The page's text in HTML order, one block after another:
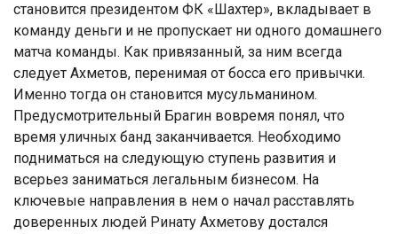
становится президентом ФК «Шахтер», вкладывает в
команду деньги и не пропускает ни одного домашнего
матча команды. Как привязанный, за ним всегда
следует Ахметов, перенимая от босса его привычки.
Именно тогда он становится мусульманином.
Предусмотрительный Брагин вовремя понял, что
время уличных банд заканчивается. Необходимо
подниматься на следующую ступень развития и
всерьез заниматься легальным бизнесом. На
ключевые направления в нем о начал расставлять
доверенных людей Ринату Ахметову достался